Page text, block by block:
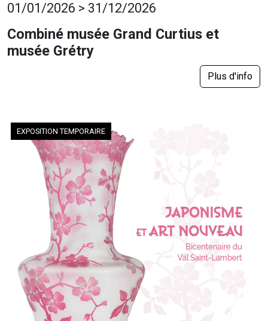
01/01/2026 > 31/12/2026
Combiné musée Grand Curtius et
musée Grétry
Plus d'info
EXPOSITION TEMPORAIRE